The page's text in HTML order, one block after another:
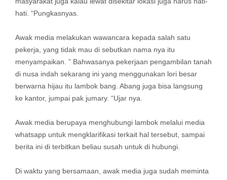
hati. “Pungkasnyas.
Awak media melakukan wawancara kepada salah satu
pekerja, yang tidak mau di sebutkan nama nya itu
menyampaikan. ” Bahwasanya pekerjaan pengambilan tanah
di nusa indah sekarang ini yang menggunakan lori besar
berwarna hijau itu lambok bang. Abang juga bisa langsung
ke kantor, jumpai pak jumary. “Ujar nya.
Awak media berupaya menghubungi lambok melalui media
whatsapp untuk mengklarifikasi terkait hal tersebut, sampai
berita ini di terbitkan beliau susah untuk di hubungi.
Di waktu yang bersamaan, awak media juga sudah meminta